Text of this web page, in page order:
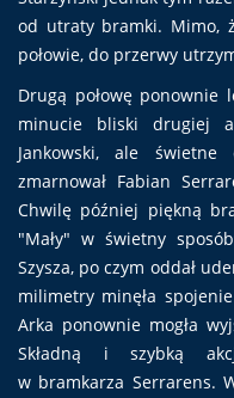
od utraty bramki. Mimo,
połowie, do przerwy
Drugą połowę ponownie
minucie bliski drugiej
Jankowski, ale świetne
zmarnował Fabian
Chwilę później piękną
"Mały" w świetny
Szysza, po czym oddał
milimetry minęła
Arka ponownie mogła
Składną i szybką
w bramkarza Serrarens.